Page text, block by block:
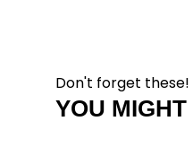
Don't forget these!
YOU